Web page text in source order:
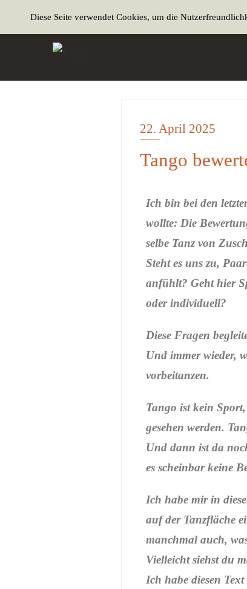
ALLGEMEIN
22. April 2025
Tango
Ich bin bei den
wollte: Die
selbe Tanz von
Steht es uns zu,
anfühlt? Geht hier
oder individuell?
Diese Fragen
Und immer wieder,
vorbeitanzen.
Tango ist kein
gesehen werden.
Und dann ist da
es scheinbar keine
Ich habe mir in
auf der Tanzfläche
manchmal auch,
Vielleicht siehst du
Ich habe diesen
Diese Seite verwendet Cookies, um die